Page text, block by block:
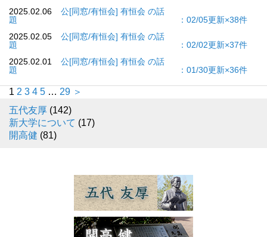
2025.02.06
公[同窓/有恒会] 有恒会 の話
題 ：02/05更新×38件
2025.02.05
公[同窓/有恒会] 有恒会 の話
題 ：02/02更新×37件
2025.02.01
公[同窓/有恒会] 有恒会 の話
題 ：01/30更新×36件
1 2 3 4 5 … 29 ＞
五代友厚 (142)
新大学について (17)
開高健 (81)